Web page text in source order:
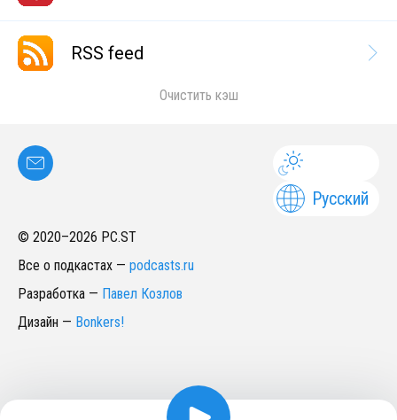
RSS feed
Очистить кэш
Русский
© 2020–2026 PC.ST
Все о подкастах — podcasts.ru
Разработка — Павел Козлов
Дизайн — Bonkers!